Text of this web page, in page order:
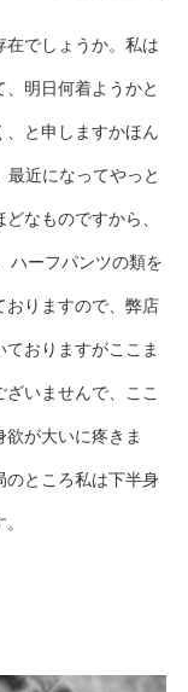
在でしょうか。私は
明日何着ようかと
と申しますかほん
最近になってやっと
なものですから、
ハーフパンツの類を
おりますので、弊店
おりますがここま
いませんで、ここ
が大いに疼きま
ところ私は下半身